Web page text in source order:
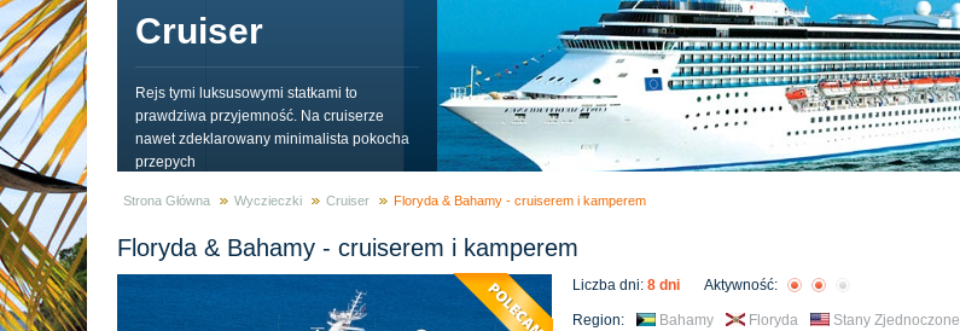
Zaufali Nam
Cruiser
Rejs tymi luksusowymi statkami to
prawdziwa przyjemność. Na cruiserze
nawet zdeklarowany minimalista pokocha
przepych
Strona Główna Wyczieczki Cruiser Floryda & Bahamy - cruiserem i kamperem
Floryda & Bahamy - cruiserem i kamperem
Liczba dni: 8 dni Aktywność:
Region: Bahamy Floryda Stany Zjednoczone